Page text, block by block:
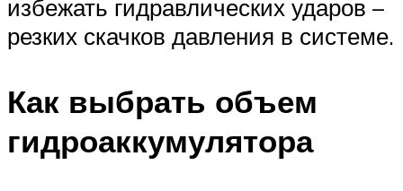
избежать гидравлических ударов –
резких скачков давления в системе.
Как выбрать объем
гидроаккумулятора